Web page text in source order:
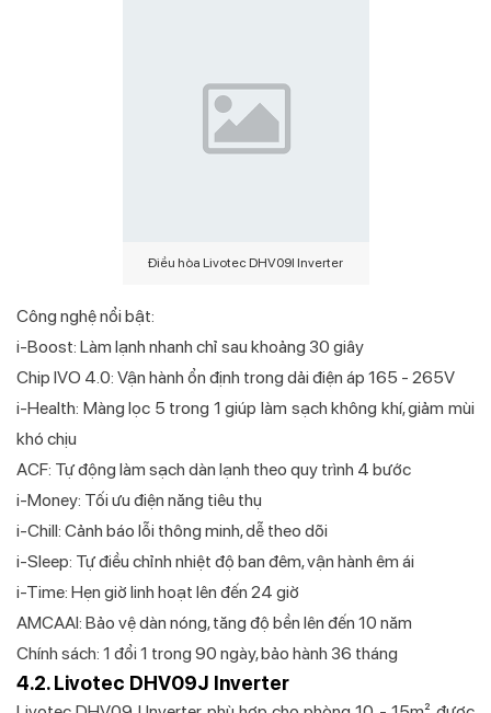
Điều hòa Livotec DHV09I Inverter
Công nghệ nổi bật:
i-Boost: Làm lạnh nhanh chỉ sau khoảng 30 giây
Chip IVO 4.0: Vận hành ổn định trong dải điện áp 165 - 265V
i-Health: Màng lọc 5 trong 1 giúp làm sạch không khí, giảm mùi
khó chịu
ACF: Tự động làm sạch dàn lạnh theo quy trình 4 bước
i-Money: Tối ưu điện năng tiêu thụ
i-Chill: Cảnh báo lỗi thông minh, dễ theo dõi
i-Sleep: Tự điều chỉnh nhiệt độ ban đêm, vận hành êm ái
i-Time: Hẹn giờ linh hoạt lên đến 24 giờ
AMCAAI: Bảo vệ dàn nóng, tăng độ bền lên đến 10 năm
Chính sách: 1 đổi 1 trong 90 ngày, bảo hành 36 tháng
4.2. Livotec DHV09J Inverter